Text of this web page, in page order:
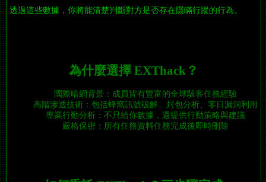
透過這些數據，你將能清楚判斷對方是否存在隱瞞行蹤的行為。
為什麼選擇 EXThack？
國際暗網背景：成員皆有豐富的全球駭客任務經驗
高階滲透技術：包括蜂窩訊號破解、封包分析、零日漏洞利用
專業行動分析：不只給你數據，還提供行動策略與建議
嚴格保密：所有任務資料任務完成後即時刪除